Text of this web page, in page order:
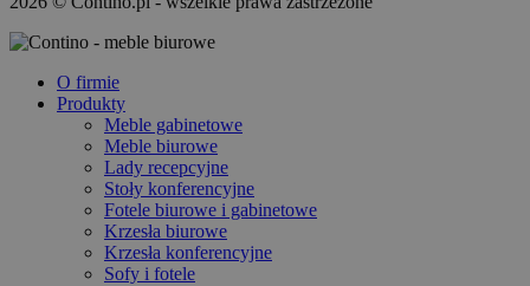
O firmie
Produkty
Meble gabinetowe
Meble biurowe
Lady recepcyjne
Stoły konferencyjne
Fotele biurowe i gabinetowe
Krzesła biurowe
Krzesła konferencyjne
Sofy i fotele